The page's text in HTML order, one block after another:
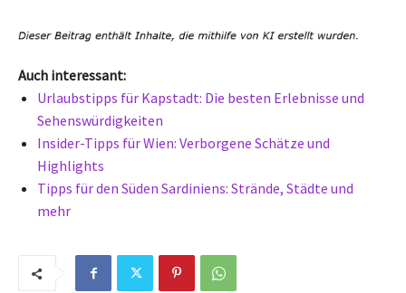
Auch interessant:
Urlaubstipps für Kapstadt: Die besten Erlebnisse und
Sehenswürdigkeiten
Insider-Tipps für Wien: Verborgene Schätze und
Highlights
Tipps für den Süden Sardiniens: Strände, Städte und
mehr